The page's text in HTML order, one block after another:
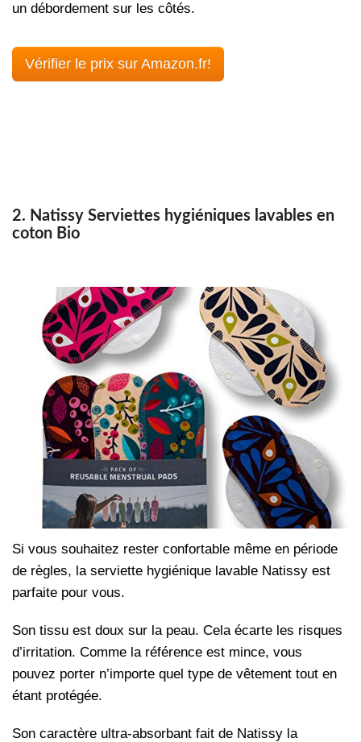
un débordement sur les côtés.
Vérifier le prix sur Amazon.fr!
2. Natissy Serviettes hygiéniques lavables en
coton Bio
Si vous souhaitez rester confortable même en période
de règles, la serviette hygiénique lavable Natissy est
parfaite pour vous.
Son tissu est doux sur la peau. Cela écarte les risques
d’irritation. Comme la référence est mince, vous
pouvez porter n’importe quel type de vêtement tout en
étant protégée.
Son caractère ultra-absorbant fait de Natissy la